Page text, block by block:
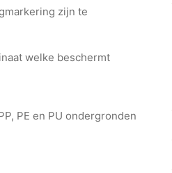
zijn te
welke beschermt
PE en PU ondergronden